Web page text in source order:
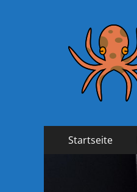
Primäres
Inhalt
Startseite